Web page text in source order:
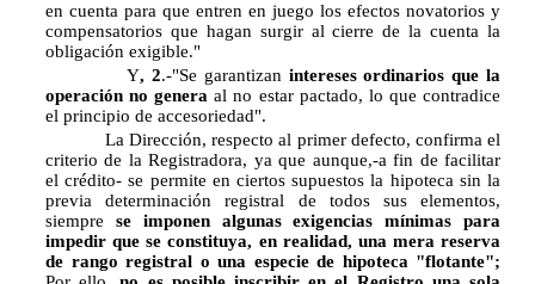
en cuenta para que entren en juego los efectos novatorios y
compensatorios que hagan surgir al cierre de la cuenta la
obligación exigible."
Y, 2.-"Se garantizan intereses ordinarios que la
operación no genera al no estar pactado, lo que contradice
el principio de accesoriedad".
La Dirección, respecto al primer defecto, confirma el
criterio de la Registradora, ya que aunque,-a fin de facilitar
el crédito- se permite en ciertos supuestos la hipoteca sin la
previa determinación registral de todos sus elementos,
siempre se imponen algunas exigencias mínimas para
impedir que se constituya, en realidad, una mera reserva
de rango registral o una especie de hipoteca "flotante";